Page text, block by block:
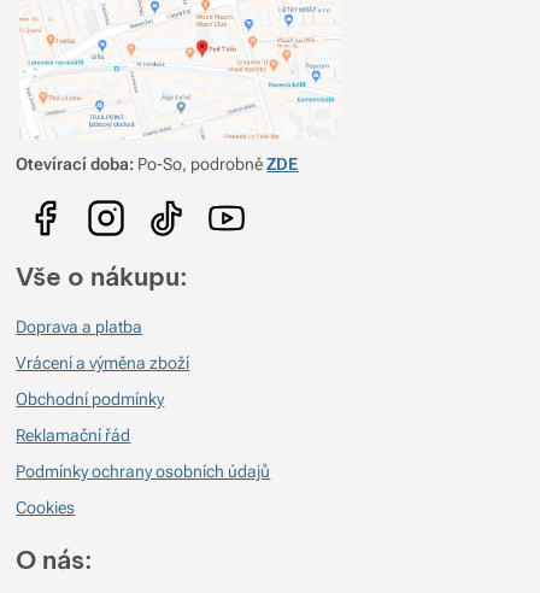
Vyborny material, ochrana pred dažďom a vetrom, nizka vaha. Podla
mňa vhodná pre osoby nižšej postavy kvôli dĺžke bundy.
Ľahká a odolná
Vo všeobecnosti a aj tu platí, ze damske bundy sú kratšie a
nezakrývajú dostatočne telo pred dažďom.
Otevírací doba: Po-So, podrobněZDE
Vše o nákupu:
Doprava a platba
Vrácení a výměna zboží
Obchodní podmínky
Reklamační řád
Podmínky ochrany osobních údajů
Cookies
O nás: